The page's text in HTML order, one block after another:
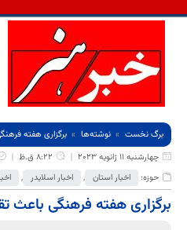
برگ نخست نوشته‌ها
برگزاری هفته
چهارشنبه 11 ژانویه 2023
8:22 ق.ظ
حوزه:
اخبار استان , اخبار اسلایدر ,
برگزاری هفته فرهنگی